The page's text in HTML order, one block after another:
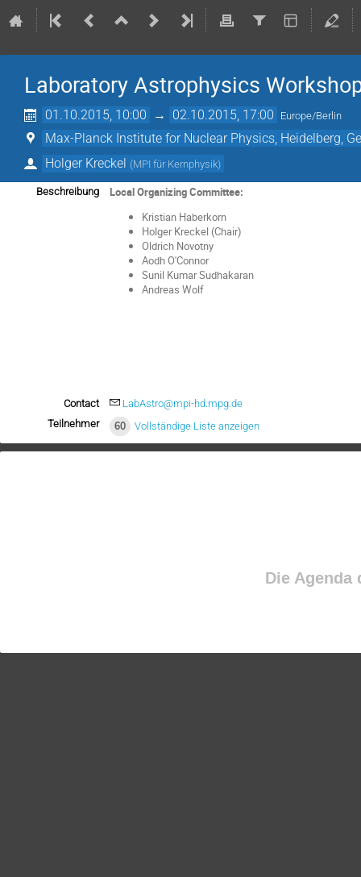
Laboratory Astrophysics
01.10.2015, 10:00 → 02.10.2015, 17:00 Europe/Berlin
Max-Planck Institute for Nuclear Physics, Heidelberg,
Holger Kreckel (MPI für Kernphysik)
Beschreibung
Local Organizing Committee:
Kristian Haberkorn
Holger Kreckel (Chair)
Oldrich Novotny
Aodh O'Connor
Sunil Kumar Sudhakaran
Andreas Wolf
Contact
LabAstro@mpi-hd.mpg.de
Teilnehmer
60 Vollständige Liste anzeigen
Die